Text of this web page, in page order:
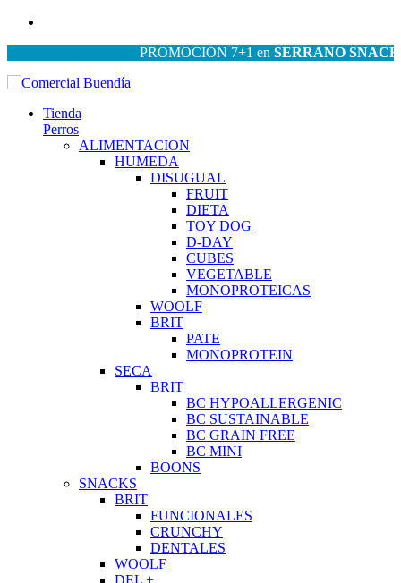
PROMOCION 7+1 enSERRANO SNACKS|
Tienda
Perros
ALIMENTACION
HUMEDA
DISUGUAL
FRUIT
DIETA
TOY DOG
D-DAY
CUBES
VEGETABLE
MONOPROTEICAS
WOOLF
BRIT
PATE
MONOPROTEIN
SECA
BRIT
BC HYPOALLERGENIC
BC SUSTAINABLE
BC GRAIN FREE
BC MINI
BOONS
SNACKS
BRIT
FUNCIONALES
CRUNCHY
DENTALES
WOOLF
DEL +